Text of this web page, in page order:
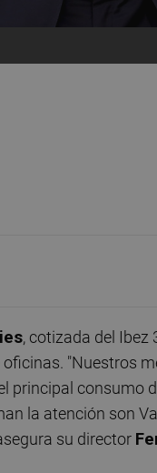
, cotizada del Ibez
"Nuestros
principal consumo
la atención son
su director